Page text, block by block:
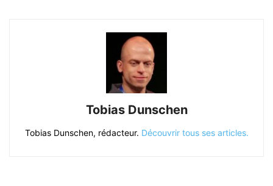
Tobias Dunschen
Tobias Dunschen, rédacteur. Découvrir tous ses articles.